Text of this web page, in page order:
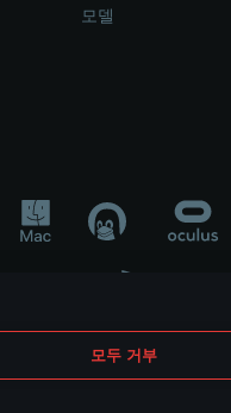
모두 거부
모델
임 개발 후원 또는 홍보에 참
owners.